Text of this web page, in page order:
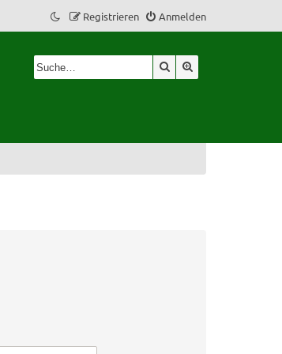
Anmelden
Registrieren
Suche